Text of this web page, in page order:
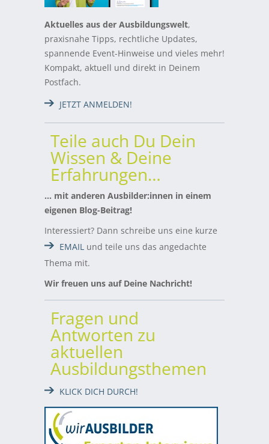
Aktuelles aus der Ausbildungswelt,
praxisnahe Tipps, rechtliche Updates,
spannende Event-Hinweise und vieles mehr!
Kompakt, aktuell und direkt in Deinem
Postfach.
JETZT ANMELDEN!
Teile auch Du Dein
Wissen & Deine
Erfahrungen…
… mit anderen Ausbilder:innen in einem
eigenen Blog-Beitrag!
Interessiert? Dann schreibe uns eine kurze
EMAIL und teile uns das angedachte
Thema mit.
Wir freuen uns auf Deine Nachricht!
Fragen und
Antworten zu
aktuellen
Ausbildungsthemen
KLICK DICH DURCH!